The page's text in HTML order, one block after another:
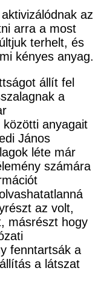
az
arra a most
terhelt, és
kényes anyag.
állít fel
a
anyagait
János
léte már
számára
az volt,
másrészt hogy
fenntartsák a
a látszat